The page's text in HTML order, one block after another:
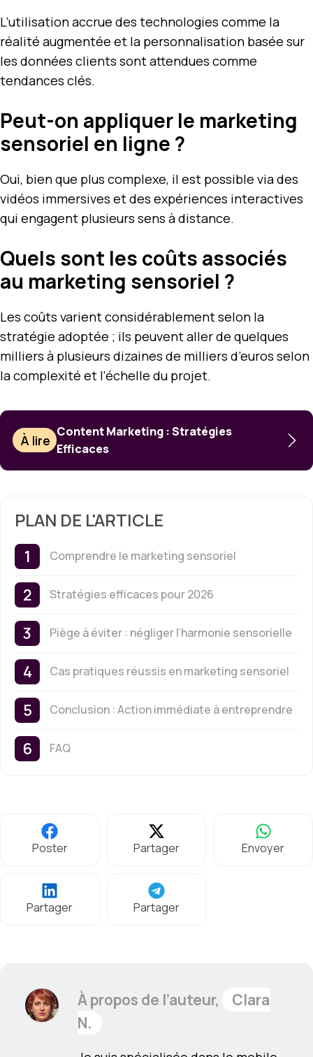
L’utilisation accrue des technologies comme la
réalité augmentée et la personnalisation basée sur
les données clients sont attendues comme
tendances clés.
Peut-on appliquer le marketing
sensoriel en ligne ?
Oui, bien que plus complexe, il est possible via des
vidéos immersives et des expériences interactives
qui engagent plusieurs sens à distance.
Quels sont les coûts associés
au marketing sensoriel ?
Les coûts varient considérablement selon la
stratégie adoptée ; ils peuvent aller de quelques
milliers à plusieurs dizaines de milliers d’euros selon
la complexité et l’échelle du projet.
À lire
Content Marketing : Stratégies
Efficaces
PLAN DE L'ARTICLE
Comprendre le marketing sensoriel
Stratégies efficaces pour 2026
Piège à éviter : négliger l’harmonie sensorielle
Cas pratiques réussis en marketing sensoriel
Conclusion : Action immédiate à entreprendre
FAQ
Poster Partager Envoyer
Partager Partager
À propos de l’auteur,
Clara
N.